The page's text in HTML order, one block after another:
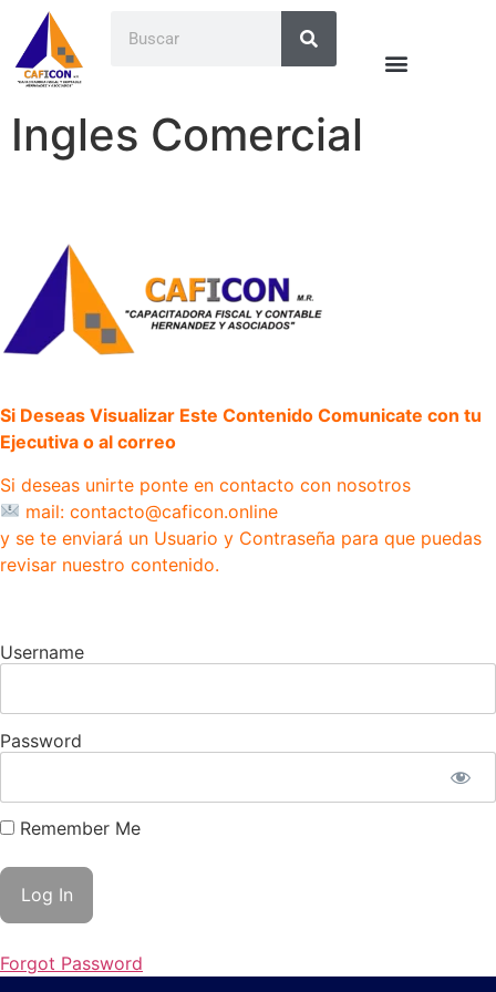
Ingles Comercial
Si Deseas Visualizar Este Contenido Comunicate con tu
Ejecutiva o al correo
Si deseas unirte ponte en contacto con nosotros
mail: contacto@caficon.online
y se te enviará un Usuario y Contraseña para que puedas
revisar nuestro contenido.
Username
Password
Remember Me
Forgot Password